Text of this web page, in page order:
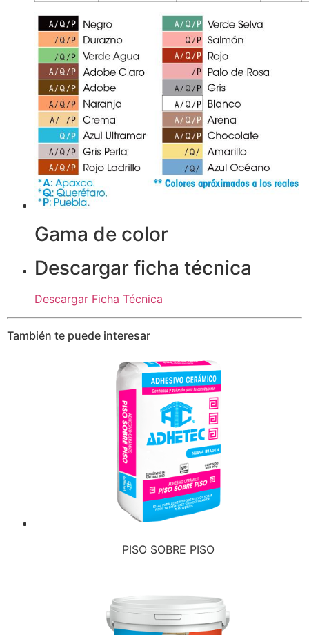
Gama de color
Descargar ficha técnica
Descargar Ficha Técnica
También te puede interesar
PISO SOBRE PISO